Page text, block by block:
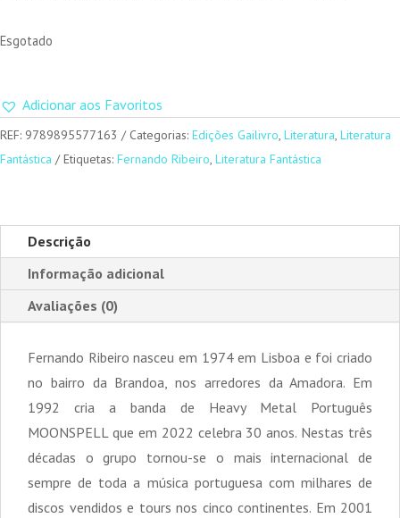
Esgotado
Adicionar aos Favoritos
REF: 9789895577163 Categorias: Edições Gailivro, Literatura, Literatura
Fantástica
Etiquetas: Fernando Ribeiro, Literatura Fantástica
Descrição
Informação adicional
Avaliações (0)
Fernando Ribeiro nasceu em 1974 em Lisboa e foi criado
no bairro da Brandoa, nos arredores da Amadora. Em
1992 cria a banda de Heavy Metal Português
MOONSPELL que em 2022 celebra 30 anos. Nestas três
décadas o grupo tornou-se o mais internacional de
sempre de toda a música portuguesa com milhares de
discos vendidos e tours nos cinco continentes. Em 2001